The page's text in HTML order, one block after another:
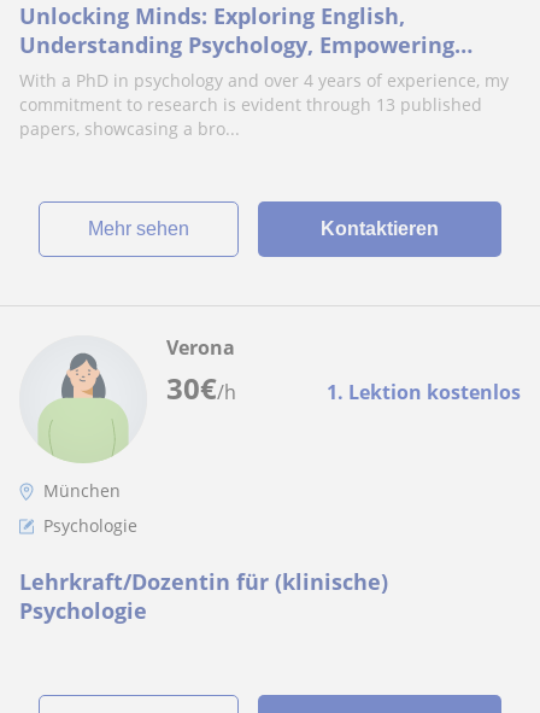
Unlocking Minds: Exploring English,
Understanding Psychology, Empowering
Research
With a PhD in psychology and over 4 years of experience, my
commitment to research is evident through 13 published
papers, showcasing a bro...
Mehr sehen Kontaktieren
30€/h 1. Lektion kostenlos
Verona
München
Psychologie
Lehrkraft/Dozentin für (klinische)
Psychologie